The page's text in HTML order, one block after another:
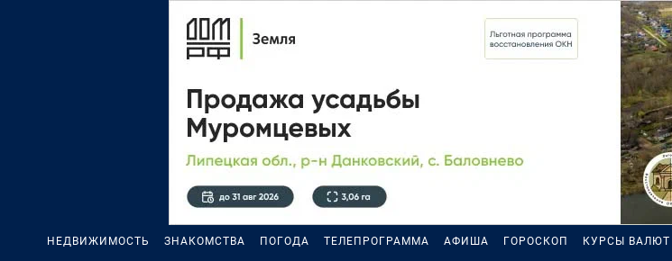
НЕДВИЖИМОСТЬ ЗНАКОМСТВА ПОГОДА ТЕЛЕПРОГРАММА АФИША ГОРОСКОП КУРСЫ ВАЛЮТ